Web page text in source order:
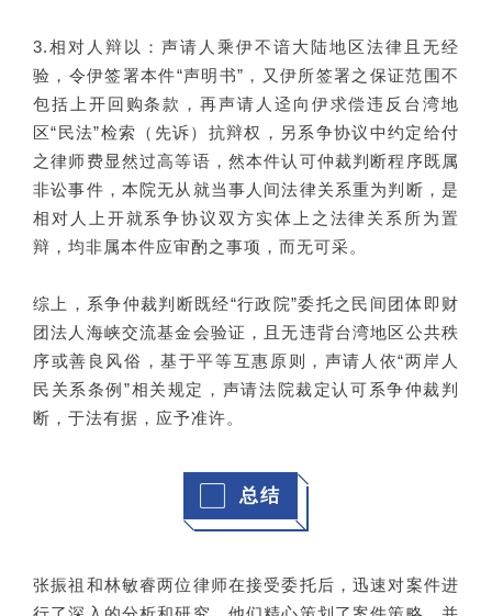
3.相对人辩以：声请人乘伊不谙大陆地区法律且无经
验，令伊签署本件“声明书”，又伊所签署之保证范围不
包括上开回购条款，再声请人迳向伊求偿违反台湾地
区“民法”检索（先诉）抗辩权，另系争协议中约定给付
之律师费显然过高等语，然本件认可仲裁判断程序既属
非讼事件，本院无从就当事人间法律关系重为判断，是
相对人上开就系争协议双方实体上之法律关系所为置
辩，均非属本件应审酌之事项，而无可采。
综上，系争仲裁判断既经“行政院”委托之民间团体即财
团法人海峡交流基金会验证，且无违背台湾地区公共秩
序或善良风俗，基于平等互惠原则，声请人依“两岸人
民关系条例”相关规定，声请法院裁定认可系争仲裁判
断，于法有据，应予准许。
总结
张振祖和林敏睿两位律师在接受委托后，迅速对案件进